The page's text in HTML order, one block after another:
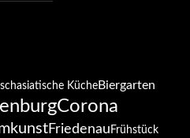
asiatische Küche Biergarten
Corona
Friedenau Frühstück